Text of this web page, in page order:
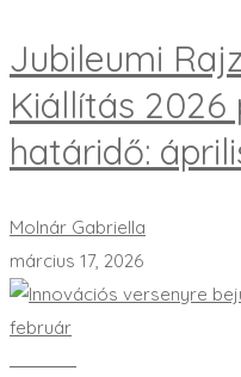
Jubileumi
Kiállítás 2026
határidő:
Molnár Gabriella
március 17, 2026